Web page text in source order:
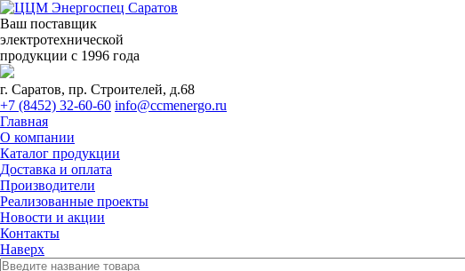
Ваш поставщик
электротехнической
продукции с 1996 года
г. Саратов, пр. Строителей, д.68
+7 (8452) 32-60-60 info@ccmenergo.ru
Главная
О компании
Каталог продукции
Доставка и оплата
Производители
Реализованные проекты
Новости и акции
Контакты
Наверх